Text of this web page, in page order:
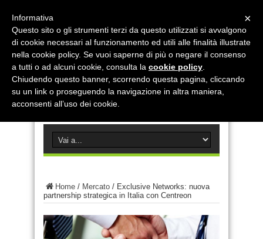
Home / Mercato / Exclusive Networks: nuova
partnership strategica in Italia con Centreon
×
Informativa
Questo sito o gli strumenti terzi da questo utilizzati si avvalgono
di cookie necessari al funzionamento ed utili alle finalità illustrate
nella cookie policy. Se vuoi saperne di più o negare il consenso
a tutti o ad alcuni cookie, consulta la cookie policy
Chiudendo questo banner, scorrendo questa pagina, cliccando
su un link o proseguendo la navigazione in altra maniera,
acconsenti all’uso dei cookie.